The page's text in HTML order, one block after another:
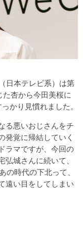
日本テレビ系）は第
杏から今田美桜に
かり見慣れました。
る悪いおじさんをチ
発覚に帰結していく
ラマですが、今回の
城さんに続いて、
の時代の下北って、
遠い目をしてしまい